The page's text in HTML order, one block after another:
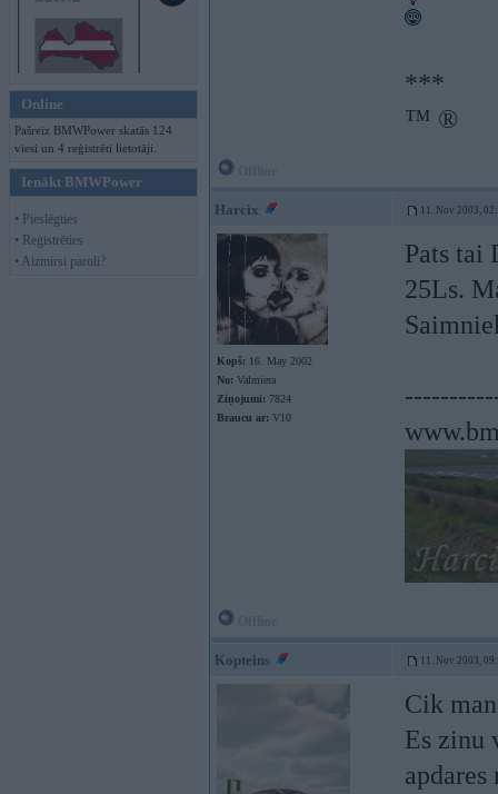
Online
Pašreiz BMWPower skatās 124
viesi un 4 reģistrēti lietotāji.
Ienākt BMWPower
• Pieslēgties
• Reģistrēties
• Aizmirsi paroli?
***
™ ®
Harcix 11. Nov 2003,
Kopš: 16. May 2002
No: Valmiera
Ziņojumi: 7824
Braucu ar: V10
Pats tai
25Ls.
Kopteins 11. Nov 2003,
Cik
Es zinu